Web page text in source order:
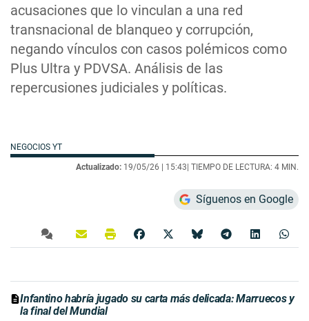
acusaciones que lo vinculan a una red
transnacional de blanqueo y corrupción,
negando vínculos con casos polémicos como
Plus Ultra y PDVSA. Análisis de las
repercusiones judiciales y políticas.
NEGOCIOS YT
Actualizado: 19/05/26 | 15:43| TIEMPO DE LECTURA: 4 MIN.
Síguenos en Google
Infantino habría jugado su carta más delicada: Marruecos y
la final del Mundial